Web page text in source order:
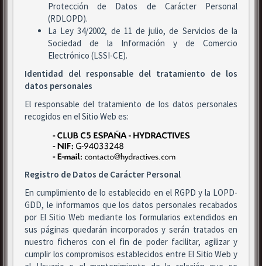
Protección de Datos de Carácter Personal
(RDLOPD).
La Ley 34/2002, de 11 de julio, de Servicios de la
Sociedad de la Información y de Comercio
Electrónico (LSSI-CE).
Identidad del responsable del tratamiento de los
datos personales
El responsable del tratamiento de los datos personales
recogidos en el Sitio Web es:
Registro de Datos de Carácter Personal
En cumplimiento de lo establecido en el RGPD y la LOPD-
GDD, le informamos que los datos personales recabados
por El Sitio Web mediante los formularios extendidos en
sus páginas quedarán incorporados y serán tratados en
nuestro ficheros con el fin de poder facilitar, agilizar y
cumplir los compromisos establecidos entre El Sitio Web y